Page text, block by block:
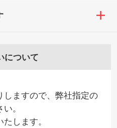
について
しますので、弊社指定の
。
します。